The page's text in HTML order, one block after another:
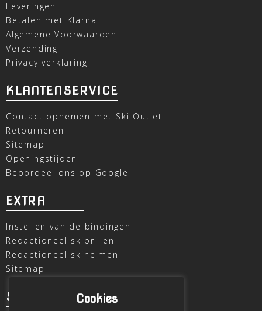
Leveringen
Betalen met Klarna
Algemene Voorwaarden
Verzending
Privacy verklaring
KLANTENSERVICE
Contact opnemen met Ski Outlet
Retourneren
Sitemap
Openingstijden
Beoordeel ons op Google
EXTRA
Instellen van de bindingen
Redactioneel skibrillen
Redactioneel skihelmen
Sitemap
SKI OUTLETCookies